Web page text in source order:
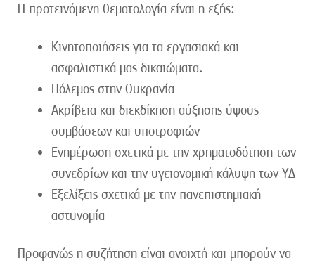
Η προτεινόμενη θεματολογία είναι η εξής:
Κινητοποιήσεις για τα εργασιακά και
ασφαλιστικά μας δικαιώματα.
Πόλεμος στην Ουκρανία
Ακρίβεια και διεκδίκηση αύξησης ύψους
συμβάσεων και υποτροφιών
Ενημέρωση σχετικά με την χρηματοδότηση των
συνεδρίων και την υγειονομική κάλυψη των ΥΔ
Εξελίξεις σχετικά με την πανεπιστημιακή
αστυνομία
Προφανώς η συζήτηση είναι ανοιχτή και μπορούν να